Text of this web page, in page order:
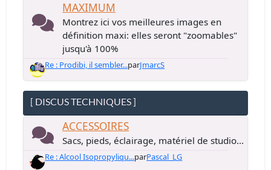
MAXIMUM
Montrez ici vos meilleures images en
définition maxi: elles seront "zoomables"
jusqu'à 100%
Re : Prodibi, il sembler...parJmarcS
[ DISCUS TECHNIQUES ]
ACCESSOIRES
Sacs, pieds, éclairage, matériel de studio...
Re : Alcool Isopropyliqu...parPascal_LG